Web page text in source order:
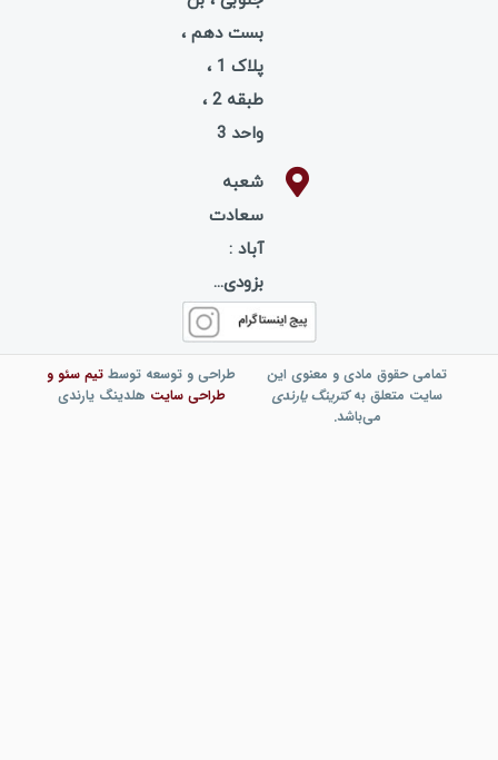
بست دهم ،
پلاک 1 ،
طبقه 2 ،
واحد 3
شعبه
سعادت
بزودی...
تمامی حقوق مادی و معنوی این
سایت متعلق بهکترینگ یارندی
می‌باشد.
طراحی و توسعه توسطتیمسئوو
طراحی سایتهلدینگ یارندی